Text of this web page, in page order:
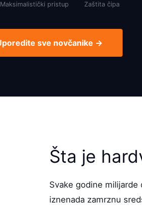
Maksimalistički pristup Zaštita čipa
sve novčanike →
Šta je
Svake godine
iznenada zamrznu